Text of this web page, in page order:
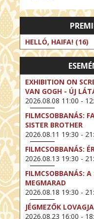
HELLÓ, HAIFA! (16)
EXHIBITION ON
VAN GOGH - ÚJ
2026.08.08 11:00 -
FILMCSOBBANÁS:
SISTER BROTHER
2026.08.11 19:30 -
FILMCSOBBANÁS:
2026.08.13 19:30 -
FILMCSOBBANÁS:
MEGMARAD
2026.08.18 19:30 -
JÉGMEZŐK LOVAGJA
2026.08.23 16:00 -